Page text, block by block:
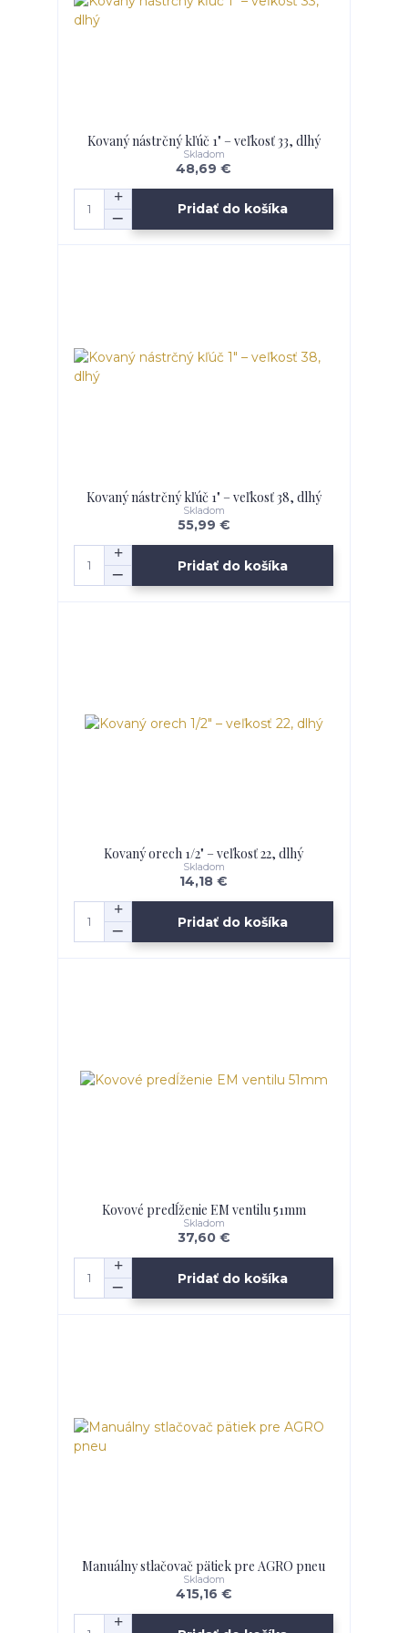
Kovaný nástrčný kľúč 1" – veľkosť 33, dlhý
48,69 €
Skladom
Pridať do košíka
Kovaný nástrčný kľúč 1" – veľkosť 38, dlhý
55,99 €
Skladom
Pridať do košíka
Kovaný orech 1/2" – veľkosť 22, dlhý
14,18 €
Skladom
Pridať do košíka
Kovové predĺženie EM ventilu 51mm
37,60 €
Skladom
Pridať do košíka
Manuálny stlačovač pätiek pre AGRO pneu
415,16 €
Skladom